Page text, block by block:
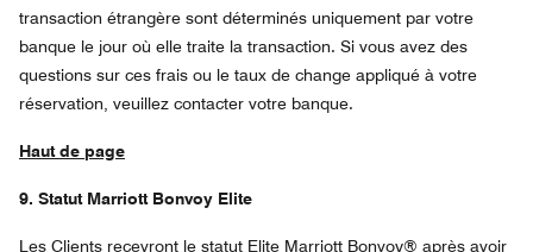
transaction étrangère sont déterminés uniquement par votre
banque le jour où elle traite la transaction. Si vous avez des
questions sur ces frais ou le taux de change appliqué à votre
réservation, veuillez contacter votre banque.
Haut de page
9. Statut Marriott Bonvoy Elite
Les Clients recevront le statut Elite Marriott Bonvoy® après avoir